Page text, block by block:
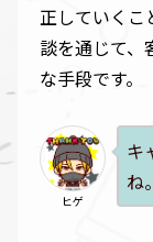
正していくこ
談を通じて、
な手段です。
ヒゲ
キ
ね。